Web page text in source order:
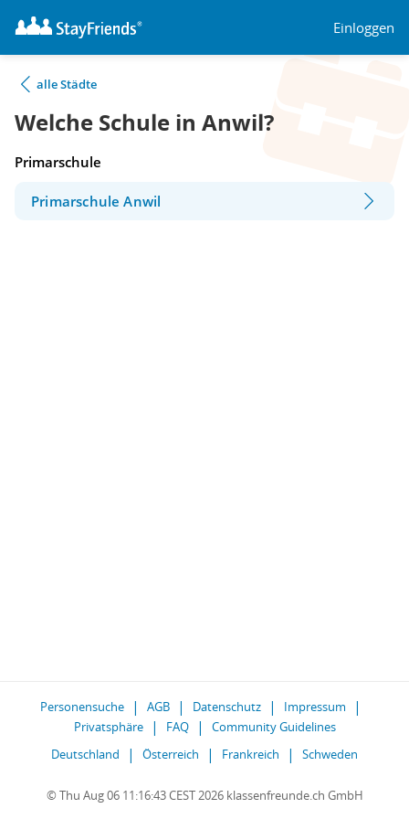
Einloggen
alle Städte
Welche Schule in Anwil?
Primarschule
Primarschule Anwil
Personensuche AGB Datenschutz
Impressum
Privatsphäre
FAQ
Community Guidelines
Deutschland
Österreich Frankreich Schweden
© Thu Aug 06 11:16:43 CEST 2026 klassenfreunde.ch GmbH